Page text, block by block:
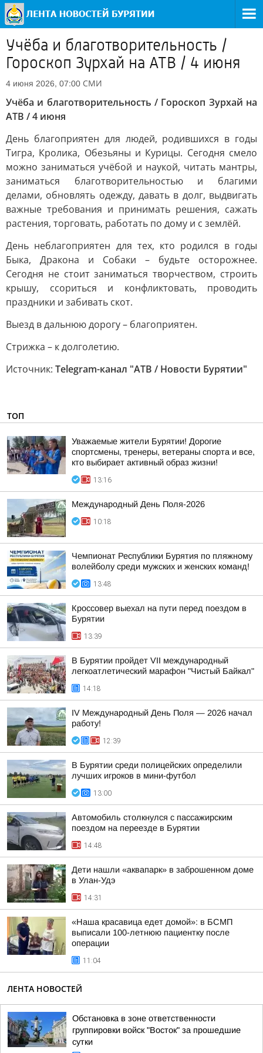
Учёба и благотворительность /
Гороскоп Зурхай на АТВ / 4 июня
4 июня 2026, 07:00 СМИ
Учёба и благотворительность / Гороскоп Зурхай на
АТВ / 4 июня
День благоприятен для людей, родившихся в годы
Тигра, Кролика, Обезьяны и Курицы. Сегодня смело
можно заниматься учёбой и наукой, читать мантры,
заниматься благотворительностью и благими
делами, обновлять одежду, давать в долг, выдвигать
важные требования и принимать решения, сажать
растения, торговать, работать по дому и с землёй.
День неблагоприятен для тех, кто родился в годы
Быка, Дракона и Собаки – будьте осторожнее.
Сегодня не стоит заниматься творчеством, строить
крышу, ссориться и конфликтовать, проводить
праздники и забивать скот.
Выезд в дальнюю дорогу – благоприятен.
Стрижка – к долголетию.
Источник: Telegram-канал "АТВ / Новости Бурятии"
ТОП
Уважаемые жители Бурятии! Дорогие
спортсмены, тренеры, ветераны спорта и все,
кто выбирает активный образ жизни!
13:16
Международный День Поля-2026
10:18
Чемпионат Республики Бурятия по пляжному
волейболу среди мужских и женских команд!
13:48
Кроссовер выехал на пути перед поездом в
Бурятии
13:39
В Бурятии пройдет VII международный
легкоатлетический марафон "Чистый Байкал"
14:18
IV Международный День Поля — 2026 начал
работу!
12:39
В Бурятии среди полицейских определили
лучших игроков в мини-футбол
13:00
Автомобиль столкнулся с пассажирским
поездом на переезде в Бурятии
14:48
Дети нашли «аквапарк» в заброшенном доме
в Улан-Удэ
14:31
«Наша красавица едет домой»: в БСМП
выписали 100-летнюю пациентку после
операции
11:04
ЛЕНТА НОВОСТЕЙ
Обстановка в зоне ответственности
группировки войск "Восток" за прошедшие
сутки